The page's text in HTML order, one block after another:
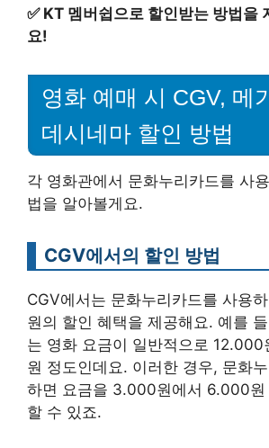
✅ KT 멤버쉽으로 할인받는 방법을
요!
영화 예매 시 CGV, 메
데시네마 할인 방법
각 영화관에서 문화누리카드를 사
법을 알아볼게요.
CGV에서의 할인 방법
CGV에서는 문화누리카드를 사용
원의 할인 혜택을 제공해요. 예를
는 영화 요금이 일반적으로
원 정도인데요. 이러한 경우, 문화
하면 요금을 3.000원에서 6.000원
할 수 있죠.